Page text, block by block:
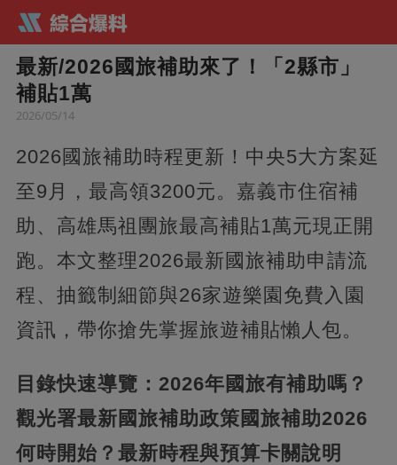
最新/2026國旅補助來了！「2縣市」
補貼1萬
2026/05/14
2026國旅補助時程更新！中央5大方案延
至9月，最高領3200元。嘉義市住宿補
助、高雄馬祖團旅最高補貼1萬元現正開
跑。本文整理2026最新國旅補助申請流
程、抽籤制細節與26家遊樂園免費入園
資訊，帶你搶先掌握旅遊補貼懶人包。
目錄快速導覽： 2026年國旅有補助嗎？
觀光署最新國旅補助政策 國旅補助2026
何時開始？最新時程與預算卡關說明